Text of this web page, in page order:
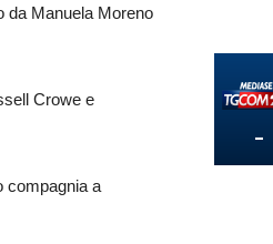
da Manuela Moreno
Crowe e
compagnia a
-